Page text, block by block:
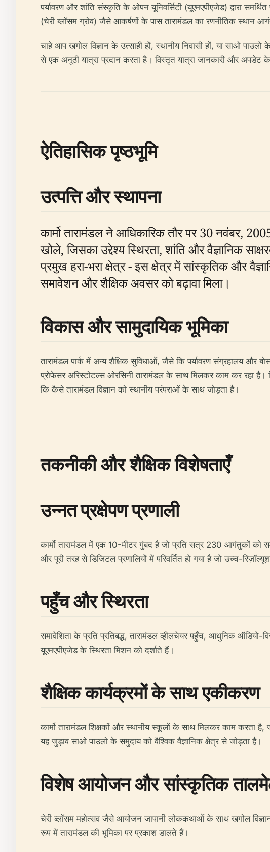
पर्यावरण और शांति संस्कृति के ओपन यूनिवर्सिटी (यूएमएपीएजेड) द्वारा
(चेरी ब्लॉसम ग्रोव) जैसे आकर्षणों के पास तारामंडल का रणनीतिक स्थान
चाहे आप खगोल विज्ञान के उत्साही हों, स्थानीय निवासी हों, या साओ
से एक अनूठी यात्रा प्रदान करता है। विस्तृत यात्रा जानकारी और अपडेट
ऐतिहासिक पृष्ठभूमि
उत्पत्ति और स्थापना
कार्मो तारामंडल ने आधिकारिक तौर पर 30 नवंबर,
खोले, जिसका उद्देश्य स्थिरता, शांति और वैज्ञानिक
प्रमुख हरा-भरा क्षेत्र - इस क्षेत्र में सांस्कृतिक और
समावेशन और शैक्षिक अवसर को बढ़ावा मिला।
विकास और सामुदायिक भूमिका
तारामंडल पार्क में अन्य शैक्षिक सुविधाओं, जैसे कि पर्यावरण संग्रहालय और
प्रोफेसर अरिस्टोटल्स ओरसिनी तारामंडल के साथ मिलकर काम कर रहा है।
कि कैसे तारामंडल विज्ञान को स्थानीय परंपराओं के साथ जोड़ता है।
तकनीकी और शैक्षिक विशेषताएँ
उन्नत प्रक्षेपण प्रणाली
कार्मो तारामंडल में एक 10-मीटर गुंबद है जो प्रति सत्र 230 आगंतुकों
और पूरी तरह से डिजिटल प्रणालियों में परिवर्तित हो गया है जो उच्च-
पहुँच और स्थिरता
समावेशिता के प्रति प्रतिबद्ध, तारामंडल व्हीलचेयर पहुँच, आधुनिक
यूएमएपीएजेड के स्थिरता मिशन को दर्शाते हैं।
शैक्षिक कार्यक्रमों के साथ एकीकरण
कार्मो तारामंडल शिक्षकों और स्थानीय स्कूलों के साथ मिलकर काम करता
यह जुड़ाव साओ पाउलो के समुदाय को वैश्विक वैज्ञानिक क्षेत्र से जोड़ता है।
विशेष आयोजन और सांस्कृतिक
चेरी ब्लॉसम महोत्सव जैसे आयोजन जापानी लोककथाओं के साथ खगोल
रूप में तारामंडल की भूमिका पर प्रकाश डालते हैं।